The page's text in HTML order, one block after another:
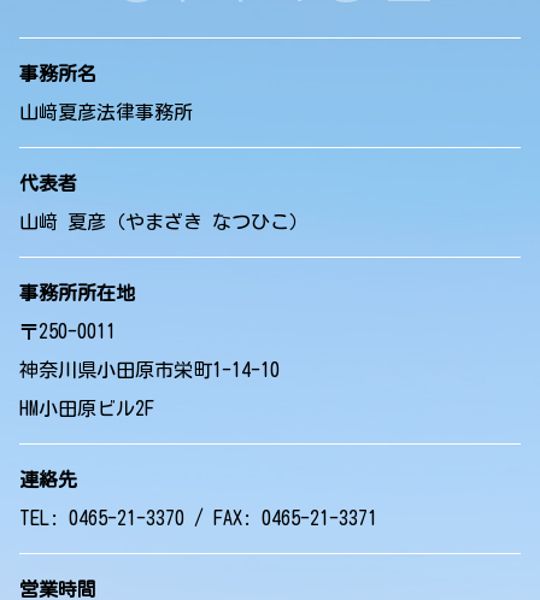
事務所名
山﨑夏彦法律事務所
代表者
山﨑 夏彦（やまざき なつひこ）
事務所所在地
〒250-0011
神奈川県小田原市栄町1-14-10
HM小田原ビル2F
連絡先
TEL: 0465-21-3370 / FAX: 0465-21-3371
営業時間